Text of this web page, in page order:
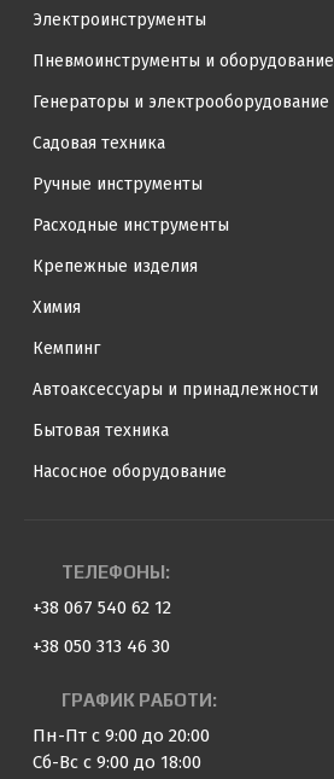
Электроинструменты
Пневмоинструменты и оборудование
Генераторы и электрооборудование
Садовая техника
Ручные инструменты
Расходные инструменты
Крепежные изделия
Химия
Кемпинг
Автоаксессуары и принадлежности
Бытовая техника
Насосное оборудование
ТЕЛЕФОНЫ:
+38 067 540 62 12
+38 050 313 46 30
ГРАФИК РАБОТИ:
Пн-Пт с 9:00 до 20:00
Сб-Вс с 9:00 до 18:00